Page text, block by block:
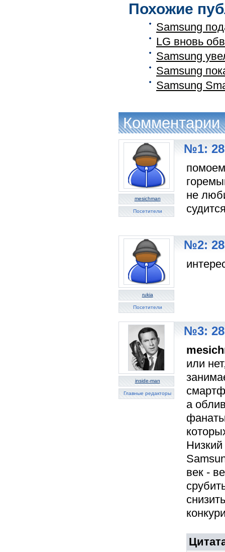
Похожие
Samsung
LG вновь
Samsung
Samsung
Samsung
Комментарии
mesichman
Посетители
№1: 28
не
rukia
Посетители
№2: 28
inside-man
Главные редакторы
№3: 28
или
а
век -